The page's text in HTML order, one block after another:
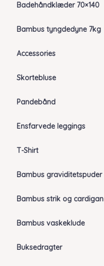
Badehåndklæder 70×140
Bambus tyngdedyne 7kg
Accessories
Skortebluse
Pandebånd
Ensfarvede leggings
T-Shirt
Bambus graviditetspuder
Bambus strik og cardigan
Bambus vaskeklude
Buksedragter